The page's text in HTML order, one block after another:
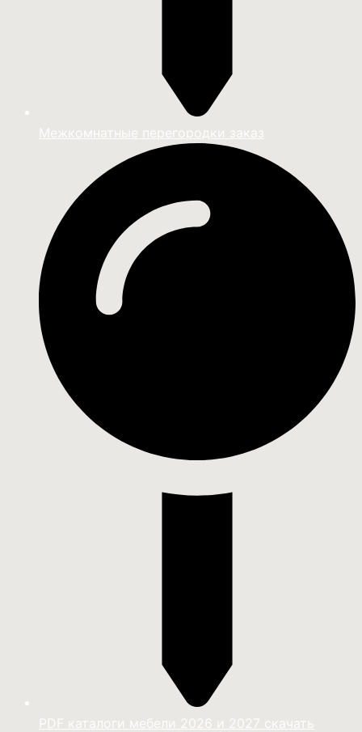
Межкомнатные перегородки заказ
PDF каталоги мебели 2026 и 2027 скачать